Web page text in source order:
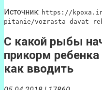
Источник: https://
pitanie/vozrasta-davat-
C какой рыбы
прикорм
как вводить